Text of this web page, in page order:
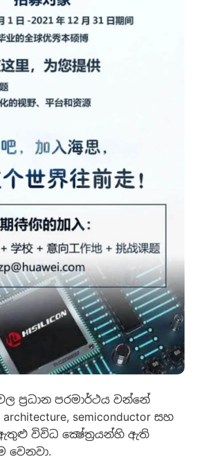
ප්‍රධාන පරමාර්ථය වන්නේ
architecture, semiconductor සහ
විවිධ ක්‍ෂේත්‍රයන්හි ඇති
වෙනවා.